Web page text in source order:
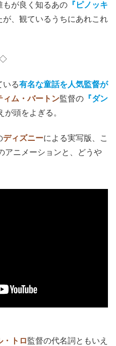
もが良く知るあの 『ピノッキ
、観ているうちにあれこれ
いる有名な童話を人気監督が
ィム・バートン監督の 『ダン
が頭をよぎる。
ディズニーによる実写版、こ
アニメーションと、どうや
・トロ監督の代名詞ともいえ